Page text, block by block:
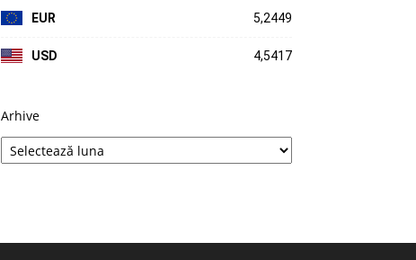
EUR 5,2449
USD 4,5417
Arhive